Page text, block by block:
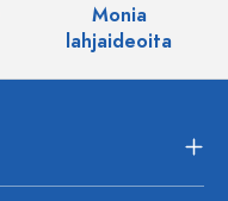
Monia
lahjaideoita